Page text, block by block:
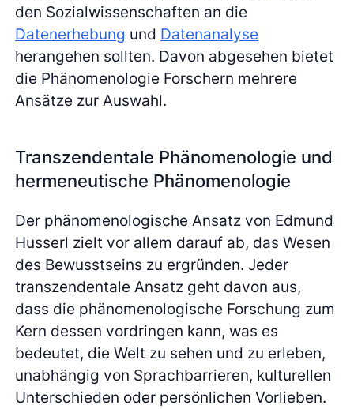
den Sozialwissenschaften an die
Datenerhebung und Datenanalyse
herangehen sollten. Davon abgesehen bietet
die Phänomenologie Forschern mehrere
Ansätze zur Auswahl.
Transzendentale Phänomenologie und
hermeneutische Phänomenologie
Der phänomenologische Ansatz von Edmund
Husserl zielt vor allem darauf ab, das Wesen
des Bewusstseins zu ergründen. Jeder
transzendentale Ansatz geht davon aus,
dass die phänomenologische Forschung zum
Kern dessen vordringen kann, was es
bedeutet, die Welt zu sehen und zu erleben,
unabhängig von Sprachbarrieren, kulturellen
Unterschieden oder persönlichen Vorlieben.